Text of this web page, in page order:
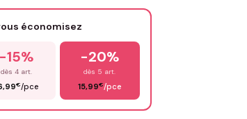
économisez
-15%
dès 4 art.
€/pce
-20%
dès 5 art.
15,99€/pce